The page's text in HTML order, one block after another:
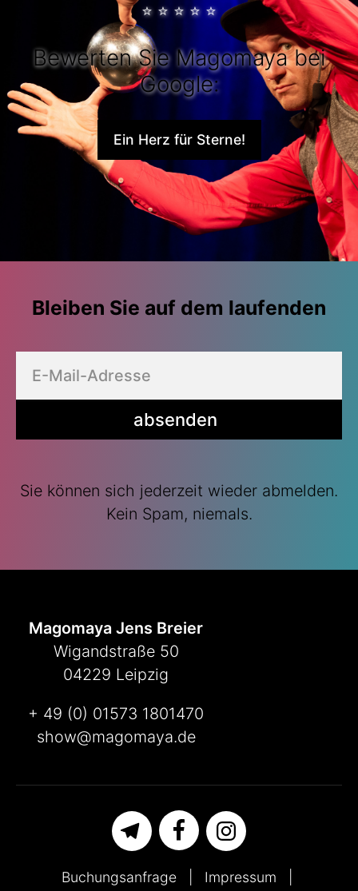
⭐ ⭐ ⭐ ⭐ ⭐
Bewerten Sie Magomaya bei
Google:
Ein Herz für Sterne!
Bleiben Sie auf dem laufenden
absenden
Sie können sich jederzeit wieder abmelden.
Kein Spam, niemals.
Magomaya Jens Breier
Wigandstraße 50
04229 Leipzig
+ 49 (0) 01573 1801470
show@magomaya.de
Buchungsanfrage
Impressum